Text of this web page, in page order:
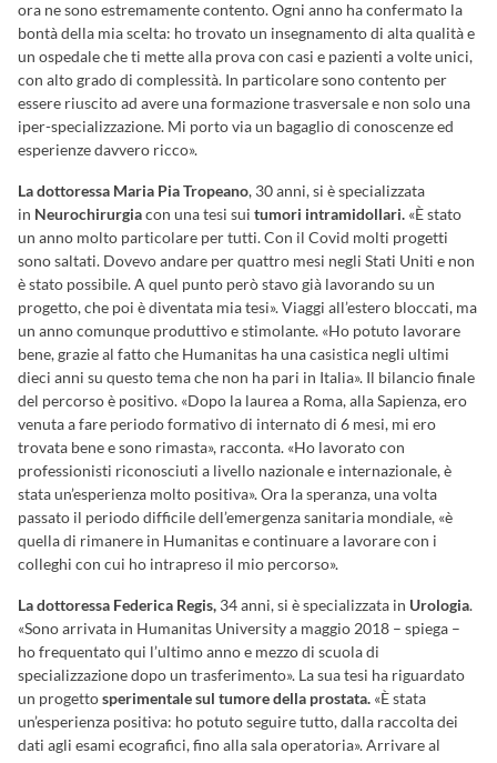
ora ne sono estremamente contento. Ogni anno ha confermato la
bontà della mia scelta: ho trovato un insegnamento di alta qualità e
un ospedale che ti mette alla prova con casi e pazienti a volte unici,
con alto grado di complessità. In particolare sono contento per
essere riuscito ad avere una formazione trasversale e non solo una
iper-specializzazione. Mi porto via un bagaglio di conoscenze ed
esperienze davvero ricco».
La dottoressa Maria Pia Tropeano, 30 anni, si è specializzata
in Neurochirurgiacon una tesi sui tumori intramidollari. «È stato
un anno molto particolare per tutti. Con il Covid molti progetti
sono saltati. Dovevo andare per quattro mesi negli Stati Uniti e non
è stato possibile. A quel punto però stavo già lavorando su un
progetto, che poi è diventata mia tesi». Viaggi all’estero bloccati, ma
un anno comunque produttivo e stimolante. «Ho potuto lavorare
bene, grazie al fatto che Humanitas ha una casistica negli ultimi
dieci anni su questo tema che non ha pari in Italia». Il bilancio finale
del percorso è positivo. «Dopo la laurea a Roma, alla Sapienza, ero
venuta a fare periodo formativo di internato di 6 mesi, mi ero
trovata bene e sono rimasta», racconta. «Ho lavorato con
professionisti riconosciuti a livello nazionale e internazionale, è
stata un’esperienza molto positiva». Ora la speranza, una volta
passato il periodo difficile dell’emergenza sanitaria mondiale, «è
quella di rimanere in Humanitas e continuare a lavorare con i
colleghi con cui ho intrapreso il mio percorso».
La dottoressa Federica Regis, 34 anni, si è specializzata in Urologia.
«Sono arrivata in Humanitas University a maggio 2018 – spiega –
ho frequentato qui l’ultimo anno e mezzo di scuola di
specializzazione dopo un trasferimento». La sua tesi ha riguardato
un progettosperimentale sul tumore della prostata. «È stata
un’esperienza positiva: ho potuto seguire tutto, dalla raccolta dei
dati agli esami ecografici, fino alla sala operatoria». Arrivare al